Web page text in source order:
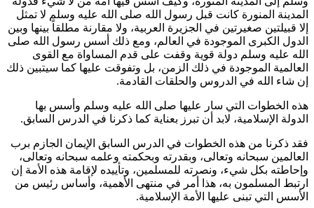
المدينة المنورة كانت قبل رسول الله صلى الله عليه وسلم لا تمثل
إلا قبيلتين صغيرتين في الجزيرة العربية، ولا مقارنة مطلقاً بينها وبين
الدول الكبرى الموجودة في العالم، ومع ذلك أسس رسول الله صلى
الله عليه وسلم دولة قوية وقفت على قدم المساواة مع القوى
العالمية الموجودة في ذلك الزمن، بل وتفوقت عليها كما سيتبين ذلك
إن شاء الله في الدروس والحلقات القادمة.
هذه الخطوات التي سار عليها صلى الله عليه وسلم وأسس بها
الدولة الإسلامية، لابد أن تبرز بعناية كما ذكرنا في الدرس السابق.
فقد ذكرنا من هذه الخطوات في الدرس السابق الإيمان الجازم برب
العالمين سبحانه وتعالى، وبقدرته وبحكمته وعلمه سبحانه وتعالى،
وإحاطته بكل شيء، ونصرته للمسلمين، وتأييده لإقامة هذه الأمة إن
ارتبط المسلمون به، هذا أمر في منتهى الأهمية، وأساس رئيس من
الأسس التي تبنى عليها الأمة الإسلامية.